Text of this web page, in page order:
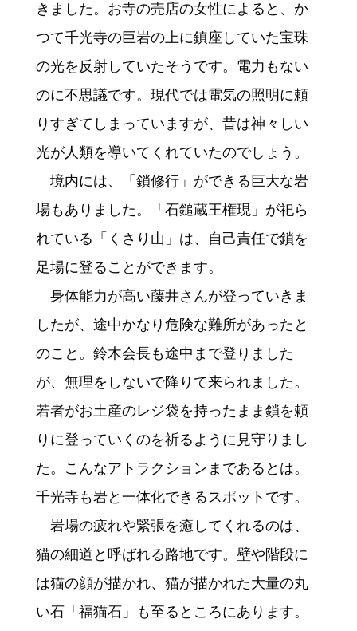
きました。お寺の売店の女性によると、か
つて千光寺の巨岩の上に鎮座していた宝珠
の光を反射していたそうです。電力もない
のに不思議です。現代では電気の照明に頼
りすぎてしまっていますが、昔は神々しい
光が人類を導いてくれていたのでしょう。
境内には、「鎖修行」ができる巨大な岩
場もありました。「石鎚蔵王権現」が祀ら
れている「くさり山」は、自己責任で鎖を
足場に登ることができます。
身体能力が高い藤井さんが登っていきま
したが、途中かなり危険な難所があったと
のこと。鈴木会長も途中まで登りました
が、無理をしないで降りて来られました。
若者がお土産のレジ袋を持ったまま鎖を頼
りに登っていくのを祈るように見守りまし
た。こんなアトラクションまであるとは。
千光寺も岩と一体化できるスポットです。
岩場の疲れや緊張を癒してくれるのは、
猫の細道と呼ばれる路地です。壁や階段に
は猫の顔が描かれ、猫が描かれた大量の丸
い石「福猫石」も至るところにあります。